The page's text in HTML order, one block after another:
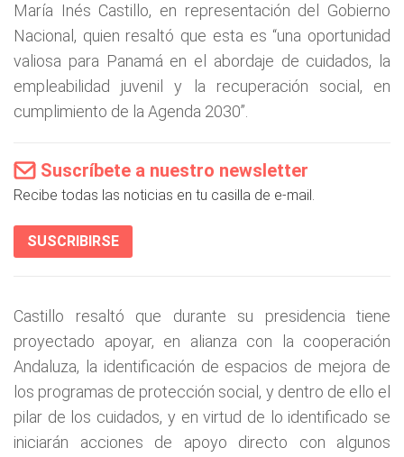
María Inés Castillo, en representación del Gobierno
Nacional, quien resaltó que esta es “una oportunidad
valiosa para Panamá en el abordaje de cuidados, la
empleabilidad juvenil y la recuperación social, en
cumplimiento de la Agenda 2030”.
Suscríbete a nuestro newsletter
Recibe todas las noticias en tu casilla de e-mail.
SUSCRIBIRSE
Castillo resaltó que durante su presidencia tiene
proyectado apoyar, en alianza con la cooperación
Andaluza, la identificación de espacios de mejora de
los programas de protección social, y dentro de ello el
pilar de los cuidados, y en virtud de lo identificado se
iniciarán acciones de apoyo directo con algunos